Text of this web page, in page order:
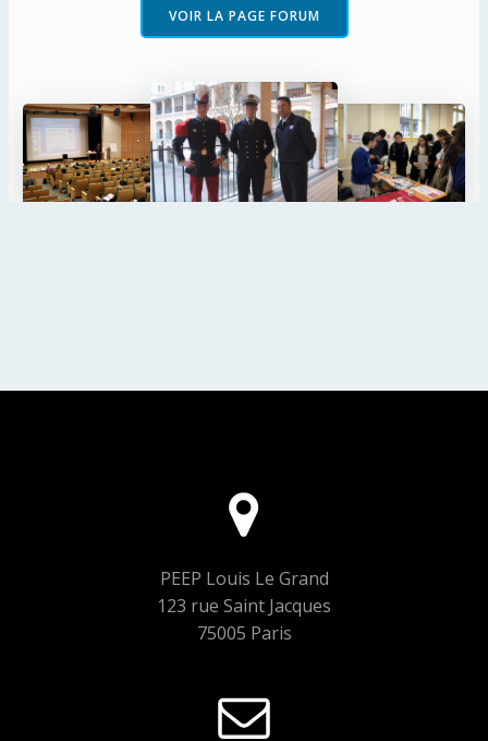
VOIR LA PAGE FORUM
PEEP Louis Le Grand
123 rue Saint Jacques
75005 Paris